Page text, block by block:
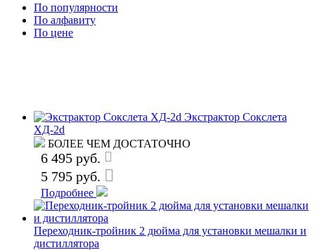
По популярности
По алфавиту
По цене
Экстрактор Сокслета
ХД-2d
БОЛЕЕ ЧЕМ ДОСТАТОЧНО
6 495 руб.
5 795 руб.
Подробнее
Переходник-тройник 2 дюйма для установки мешалки и
дистиллятора